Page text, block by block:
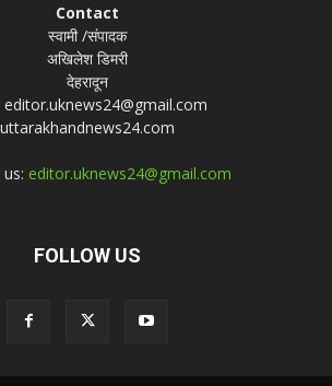
Contact
स्वामी /संपादक
अखिलेश डिमरी
देहरादून
editor.uknews24@gmail.com
uttarakhandnews24.com
editor.uknews24@gmail.com
FOLLOW US